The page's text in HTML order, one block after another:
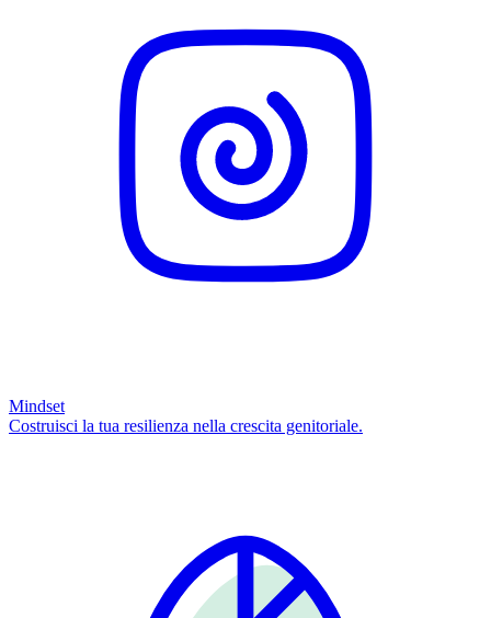
Mindset
Costruisci la tua resilienza nella crescita genitoriale.